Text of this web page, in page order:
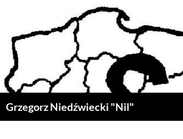
treści
Grzegorz Niedźwiecki "Nil"